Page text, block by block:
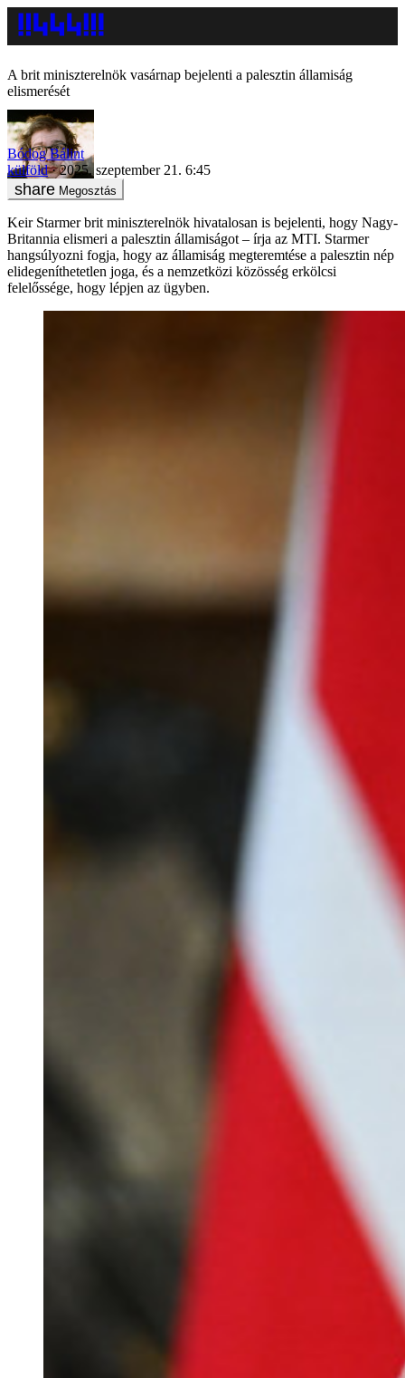
A brit miniszterelnök vasárnap bejelenti a palesztin államiság
elismerését
Bódog Bálint
külföld
2025. szeptember 21. 6:45
Megosztás
Keir Starmer brit miniszterelnök hivatalosan is bejelenti, hogy Nagy-
Britannia elismeri a palesztin államiságot – írja az MTI. Starmer
hangsúlyozni fogja, hogy az államiság megteremtése a palesztin nép
elidegeníthetetlen joga, és a nemzetközi közösség erkölcsi
felelőssége, hogy lépjen az ügyben.